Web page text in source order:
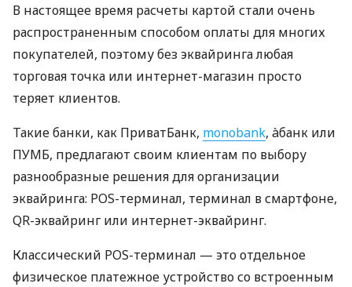
В настоящее время расчеты картой стали очень
распространенным способом оплаты для многих
покупателей, поэтому без эквайринга любая
торговая точка или интернет-магазин просто
теряет клиентов.
Такие банки, как ПриватБанк, monobank, àбанк или
ПУМБ, предлагают своим клиентам по выбору
разнообразные решения для организации
эквайринга: POS-терминал, терминал в смартфоне,
QR-эквайринг или интернет-эквайринг.
Классический POS-терминал — это отдельное
физическое платежное устройство со встроенным